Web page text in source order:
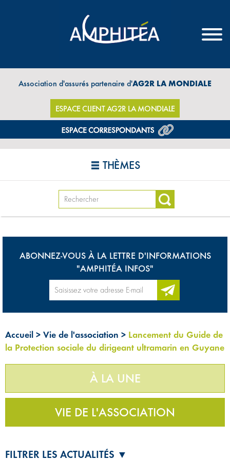
Association d'assurés partenaire d'AG2R LA MONDIALE
ESPACE CLIENT AG2R LA MONDIALE
THÈMES
ABONNEZ-VOUS À LA LETTRE D'INFORMATIONS
"AMPHITÉA INFOS"
Accueil > Vie de l'association > Lancement du Guide de
la Protection sociale du dirigeant ultramarin en Guyane
À LA UNE
VIE DE L'ASSOCIATION
FILTRER LES ACTUALITÉS ▼